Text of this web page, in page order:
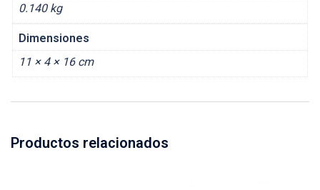
0.140 kg
Dimensiones
11 × 4 × 16 cm
Productos relacionados